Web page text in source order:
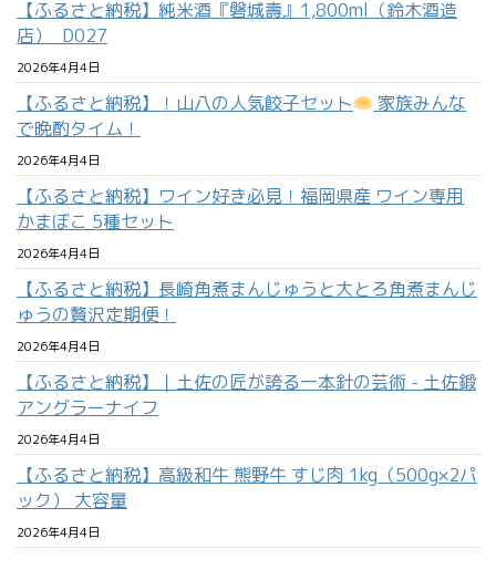
【ふるさと納税】純米酒『磐城壽』1,800ml（鈴木酒造
店）_D027
2026年4月4日
【ふるさと納税】！山八の人気餃子セット
家族みんな
で晩酌タイム！
2026年4月4日
【ふるさと納税】ワイン好き必見！福岡県産 ワイン専用
かまぼこ 5種セット
2026年4月4日
【ふるさと納税】長崎角煮まんじゅうと大とろ角煮まんじ
ゅうの贅沢定期便！
2026年4月4日
【ふるさと納税】｜土佐の匠が誇る一本針の芸術 - 土佐鍛
アングラーナイフ
2026年4月4日
【ふるさと納税】高級和牛 熊野牛 すじ肉 1kg（500g×2パ
ック） 大容量
2026年4月4日